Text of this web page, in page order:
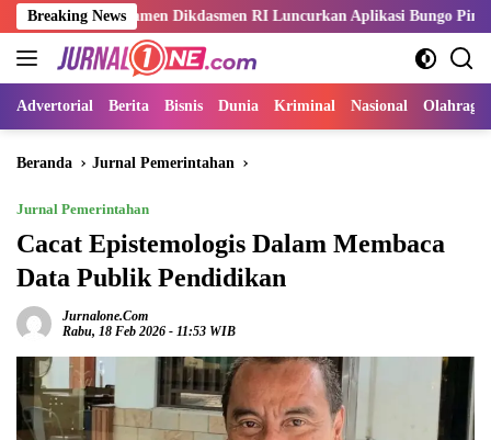
Langsung
ke
konten
Breaking News
Dikdasmen RI Luncurkan Aplikasi Bungo Pintar ASN
Advertorial Berita Bisnis Dunia Kriminal Nasional Olahraga
Beranda Jurnal Pemerintahan
Jurnal Pemerintahan
Cacat Epistemologis Dalam Membaca
Data Publik Pendidikan
Jurnalone.com
Rabu, 18 Feb 2026 - 11:53 WIB